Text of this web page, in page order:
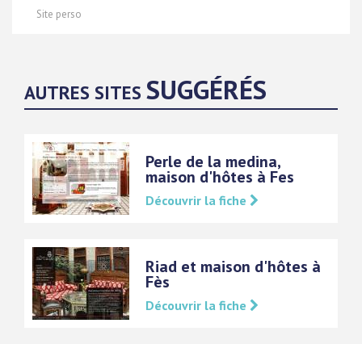
Site perso
AUTRES SITES SUGGÉRÉS
Perle de la medina,
maison d'hôtes à Fes
Découvrir la fiche
Riad et maison d'hôtes à
Fès
Découvrir la fiche